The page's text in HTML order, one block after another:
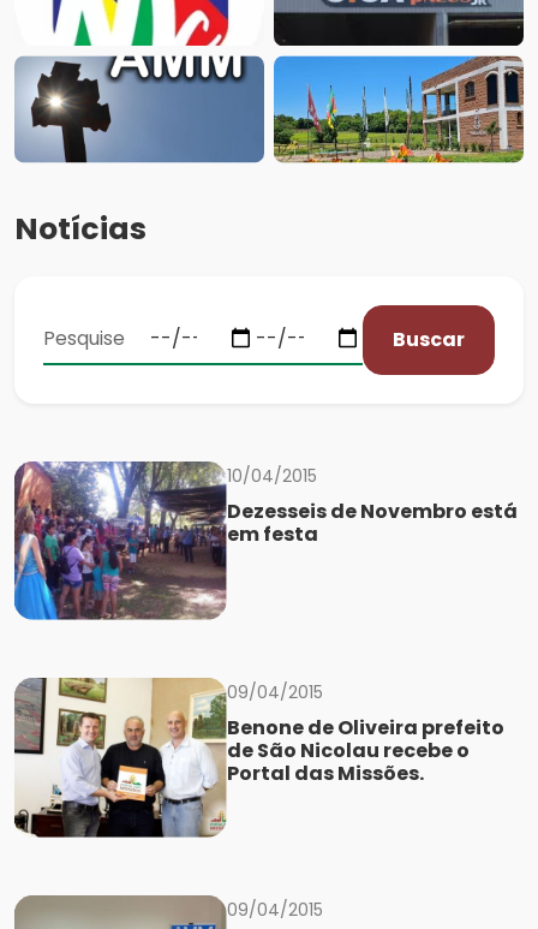
Notícias
Buscar
10/04/2015
Dezesseis de Novembro está
em festa
09/04/2015
Benone de Oliveira prefeito
de São Nicolau recebe o
Portal das Missões.
09/04/2015